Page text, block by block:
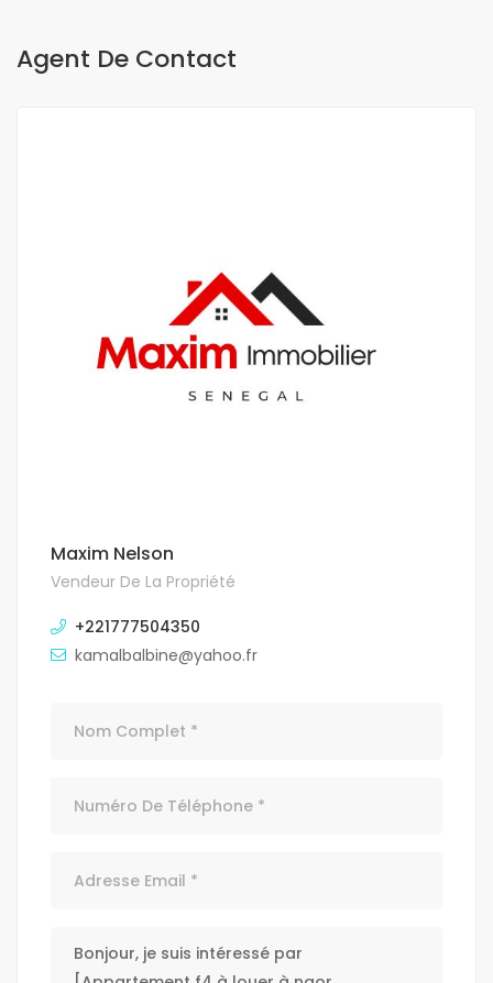
Agent De Contact
Maxim Nelson
Vendeur De La Propriété
+221777504350
kamalbalbine@yahoo.fr